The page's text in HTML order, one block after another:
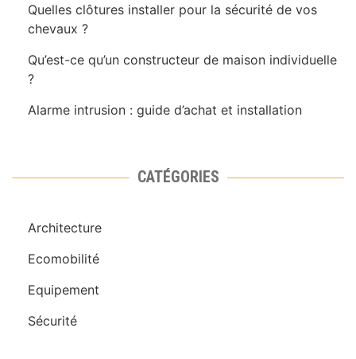
Quelles clôtures installer pour la sécurité de vos
chevaux ?
Qu’est-ce qu’un constructeur de maison individuelle
?
Alarme intrusion : guide d’achat et installation
CATÉGORIES
Architecture
Ecomobilité
Equipement
Sécurité